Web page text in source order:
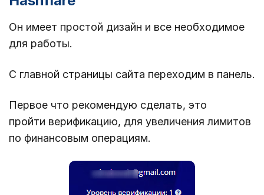
Он имеет простой дизайн и все необходимое
для работы.
С главной страницы сайта переходим в панель.
Первое что рекомендую сделать, это
пройти верификацию, для увеличения лимитов
по финансовым операциям.